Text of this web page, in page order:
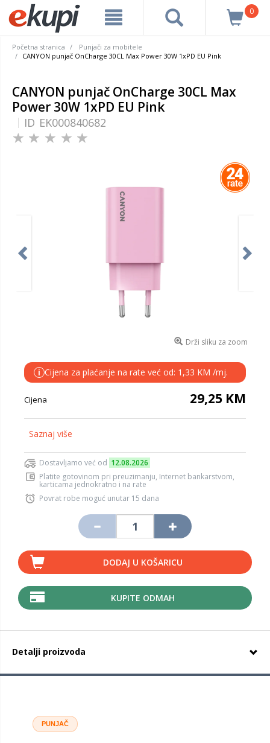
0
Početna stranica
Punjači za mobitele
CANYON punjač OnCharge 30CL Max Power 30W 1xPD EU Pink
CANYON punjač OnCharge 30CL Max
Power 30W 1xPD EU Pink
ID EK000840682
Drži sliku za zoom
i Cijena za plaćanje na rate već od: 1,33 KM /mj.
Cijena 29,25 KM
Saznaj više
Dostavljamo već od 12.08.2026
Platite gotovinom pri preuzimanju, Internet bankarstvom,
karticama jednokratno i na rate
Povrat robe moguć unutar 15 dana
DODAJ U KOŠARICU
KUPITE ODMAH
Detalji proizvoda
PUNJAČ